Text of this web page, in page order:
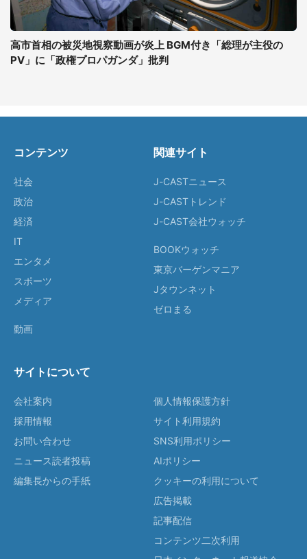
高市首相の被災地視察動画が炎上 BGM付き「総理が主役の
PV」に「政権プロパガンダ」批判
コンテンツ
社会
政治
経済
IT
エンタメ
スポーツ
メディア
動画
関連サイト
J-CASTニュース
J-CASTトレンド
J-CAST会社ウォッチ
BOOKウォッチ
東京バーゲンマニア
Jタウンネット
ゼロまる
サイトについて
会社案内
採用情報
お問い合わせ
ニュース読者投稿
編集長からの手紙
個人情報保護方針
サイト利用規約
SNS利用ポリシー
AIポリシー
クッキーの利用について
広告掲載
記事配信
コンテンツ二次利用